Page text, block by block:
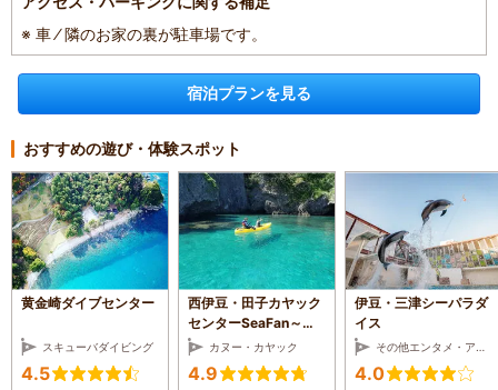
※ 車 ⁄ 隣のお家の裏が駐車場です。
宿泊プランを見る
おすすめの遊び・体験スポット
黄金崎ダイブセンター
スキューバダイビング
4.5
西伊豆・田子カヤック
センターSeaFan～シ
ーファン～
カヌー・カヤック
4.9
伊豆・三津シーパラダ
イス
4.0